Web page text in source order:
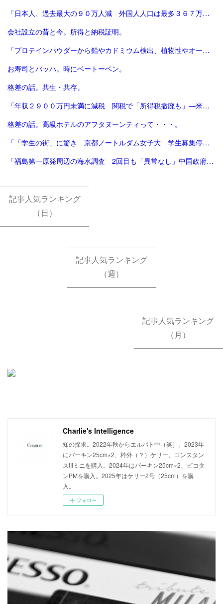
「日本人、過去最大の９０万人減 外国人人口は最多３６７万人―総務省：時事ドットコム」
会社設立の昔と今。所得と納税証明。
「プロテインパウダーから鉛やカドミウム検出、植物性やオーガニック製品は数倍の含有量 - CNN.co.jp」
お寿司とバッハ。時にベートーベン。
格差の話。共生・共存。
「年収２９００万円未満に減税 関税で「所得税撤廃も」―米大統領：時事ドットコム」
格差の話。高級ホテルのアフタヌーンティって・・・。
「「学生の街」に驚き 京都ノートルダム女子大 学生募集停止へ [京都府]：朝日新聞」
「福島第一原発周辺の海水調査 2回目も「異常なし」中国政府が発表 水産物輸入再開につながるか注目 | TBS NEWS DIG (1ページ)<」
記事人気ランキング
（日）
記事人気ランキング
（週）
記事人気ランキング
（月）
Charlie's Intelligence
知の探求。2022年秋からエルパト中（笑）。2023年
にバーキン25cm×2、枠外（？）ケリー、コンスタン
スIIIミニを購入。2024年はバーキン25cm×2、ピコタ
ンPMを購入。2025年はケリー2号（25cm）を購
入。
フォロー